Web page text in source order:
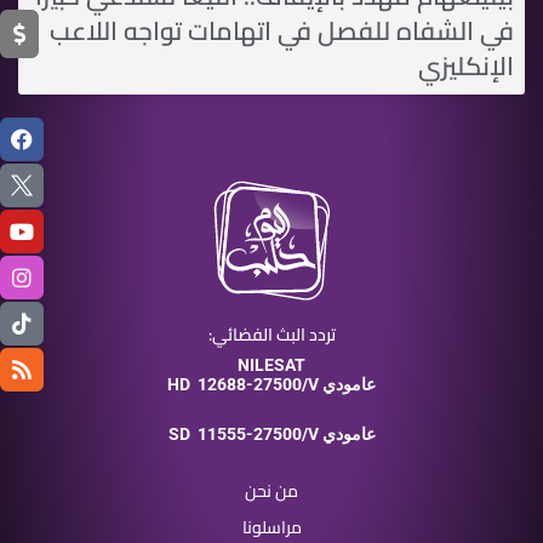
في الشفاه للفصل في اتهامات تواجه اللاعب
اﻹنكليزي
تردد البث الفضائي:
NILESAT
HD
12688-27500/V عامودي
SD 11555-27500/V عامودي
من نحن
مراسلونا